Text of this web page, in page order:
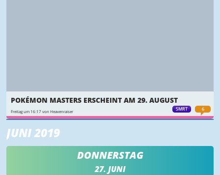
SMRT 6
POKÉMON MASTERS ERSCHEINT AM 29. AUGUST
Freitag um 16:17 von Heavenraiser
JUNI 2019
DONNERSTAG
27. JUNI